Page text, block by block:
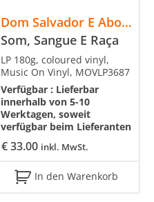
Dom Salvador E Abolição
Som, Sangue E Raça
€33.00 inkl. MwSt.
LP 180g, coloured vinyl,
Music On Vinyl, MOVLP3687
Verfügbar : Lieferbar
innerhalb von 5-10
Werktagen, soweit
verfügbar beim Lieferanten
In den Warenkorb